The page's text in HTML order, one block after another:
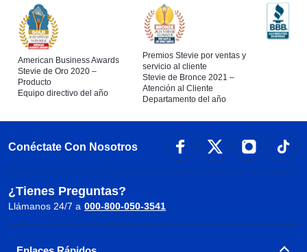
American Business Awards
Stevie de Oro 2020 –
Producto
Equipo directivo del año
Premios Stevie por ventas y
servicio al cliente
Stevie de Bronce 2021 –
Atención al Cliente
Departamento del año
Conéctate Con Nosotros
¿Tienes Preguntas?
Llámanos 24/7 a 000-800-050-3541